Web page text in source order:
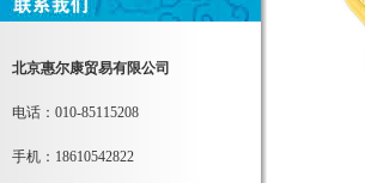
北京惠尔康贸易有限公司
电话：010-85115208
手机：18610542822